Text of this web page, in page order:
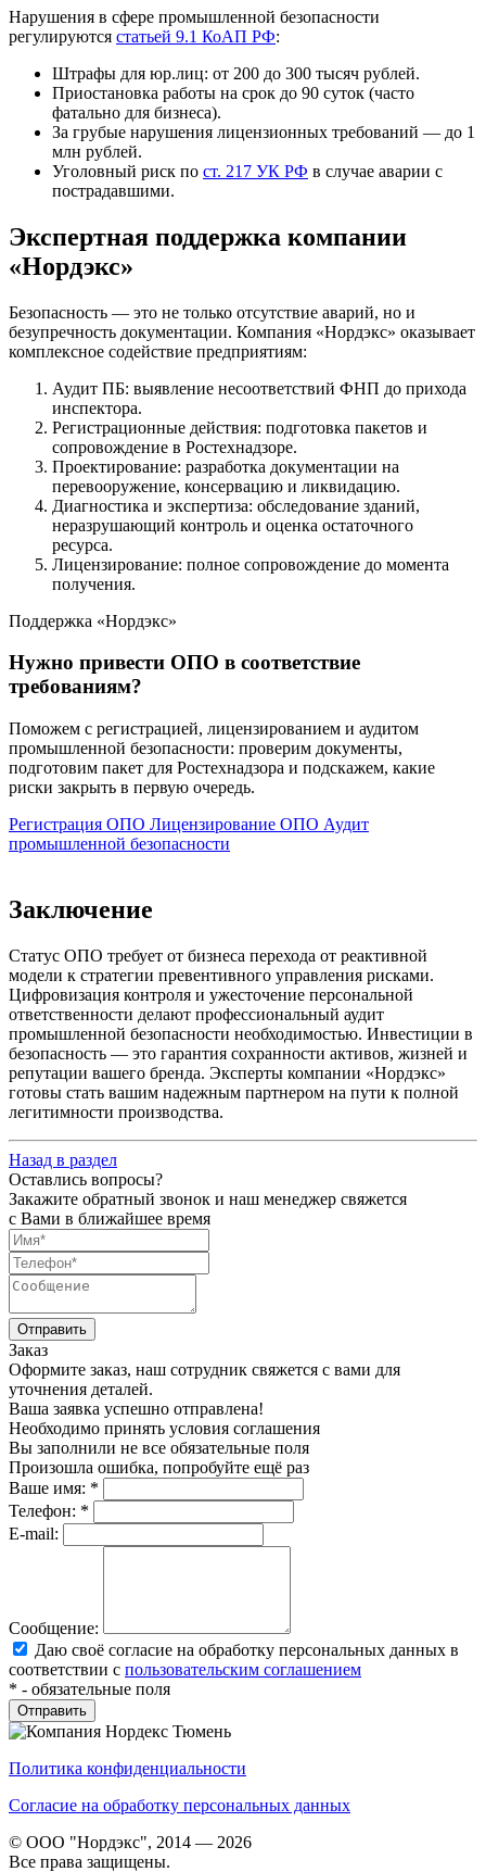
Нарушения в сфере промышленной безопасности
регулируются статьей 9.1 КоАП РФ:
Штрафы для юр.лиц: от 200 до 300 тысяч рублей.
Приостановка работы на срок до 90 суток (часто
фатально для бизнеса).
За грубые нарушения лицензионных требований — до 1
млн рублей.
Уголовный риск по ст. 217 УК РФ в случае аварии с
пострадавшими.
Экспертная поддержка компании
«Нордэкс»
Безопасность — это не только отсутствие аварий, но и
безупречность документации. Компания «Нордэкс» оказывает
комплексное содействие предприятиям:
Аудит ПБ: выявление несоответствий ФНП до прихода
инспектора.
Регистрационные действия: подготовка пакетов и
сопровождение в Ростехнадзоре.
Проектирование: разработка документации на
перевооружение, консервацию и ликвидацию.
Диагностика и экспертиза: обследование зданий,
неразрушающий контроль и оценка остаточного
ресурса.
Лицензирование: полное сопровождение до момента
получения.
Поддержка «Нордэкс»
Нужно привести ОПО в соответствие
требованиям?
Поможем с регистрацией, лицензированием и аудитом
промышленной безопасности: проверим документы,
подготовим пакет для Ростехнадзора и подскажем, какие
риски закрыть в первую очередь.
Регистрация ОПО Лицензирование ОПО Аудит
промышленной безопасности
Заключение
Статус ОПО требует от бизнеса перехода от реактивной
модели к стратегии превентивного управления рисками.
Цифровизация контроля и ужесточение персональной
ответственности делают профессиональный аудит
промышленной безопасности необходимостью. Инвестиции в
безопасность — это гарантия сохранности активов, жизней и
репутации вашего бренда. Эксперты компании «Нордэкс»
готовы стать вашим надежным партнером на пути к полной
легитимности производства.
Назад в раздел
Оставлись вопросы?
Закажите обратный звонок и наш менеджер свяжется
с Вами в ближайшее время
Заказ
Оформите заказ, наш сотрудник свяжется с вами для
уточнения деталей.
Ваша заявка успешно отправлена!
Необходимо принять условия соглашения
Вы заполнили не все обязательные поля
Произошла ошибка, попробуйте ещё раз
Ваше имя: *
Телефон: *
E-mail:
Сообщение:
Даю своё согласие на обработку персональных данных в
соответствии с пользовательским соглашением
* - обязательные поля
Политика конфиденциальности
Согласие на обработку персональных данных
© ООО "Нордэкс", 2014 — 2026
Все права защищены.